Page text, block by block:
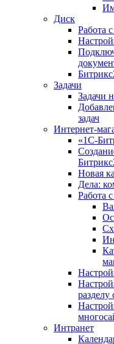
Диск
Работа
Задачи
Задачи
задач
Интернет-
«1С-
Новая
Дела:
Работа
разделу
Интранет